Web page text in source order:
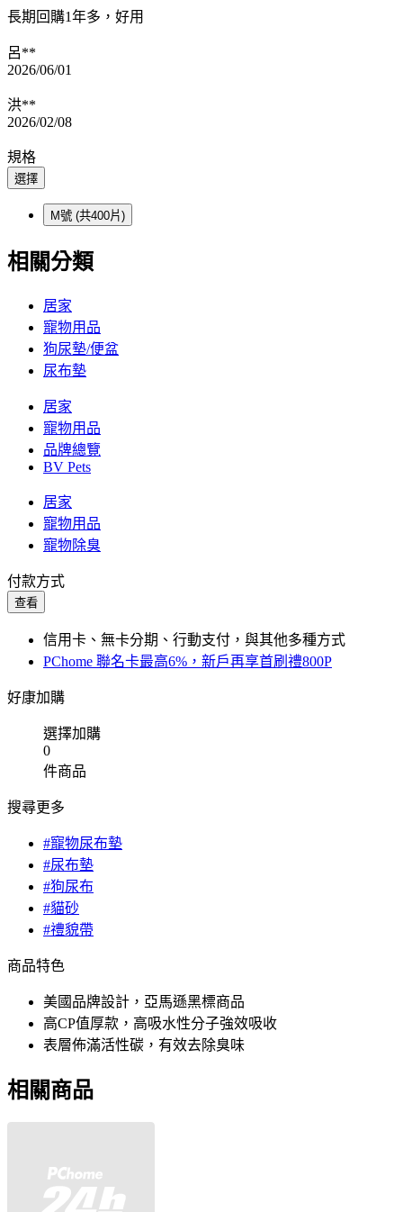
長期回購1年多，好用
呂**
2026/06/01
洪**
2026/02/08
規格
選擇
M號 (共400片)
相關分類
居家
寵物用品
狗尿墊/便盆
尿布墊
居家
寵物用品
品牌總覽
BV Pets
居家
寵物用品
寵物除臭
付款方式
查看
信用卡、無卡分期、行動支付，與其他多種方式
PChome 聯名卡最高6%，新戶再享首刷禮800P
好康加購
選擇加購
0
件商品
搜尋更多
#寵物尿布墊
#尿布墊
#狗尿布
#貓砂
#禮貌帶
商品特色
美國品牌設計，亞馬遜黑標商品
高CP值厚款，高吸水性分子強效吸收
表層佈滿活性碳，有效去除臭味
相關商品